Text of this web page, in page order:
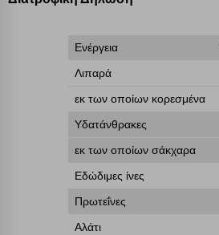
Ενέργεια
Λιπαρά
εκ των οποίων κορεσμένα
Υδατάνθρακες
εκ των οποίων σάκχαρα
Εδώδιμες ίνες
Πρωτεΐνες
Αλάτι
γνωρίζετε ότι αποκλεισμός ορισμένων
μπορεί να επηρεάσει την εμπειρία της
Λειτουργικά cookies
Cookies στόχευσης
Cookies απόδοσης
Απολύτως απαραίτητα cookies